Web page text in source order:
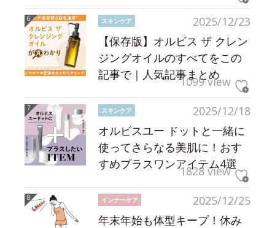
2025/12/23
スキンケア
【保存版】オルビス ザ クレン
ジングオイルのすべてをこの
記事で｜人気記事まとめ
1099 view
2025/12/18
スキンケア
オルビスユー ドットと一緒に
使ってさらなる美肌に！おす
すめプラスワンアイテム4選
1828 view
2025/12/25
インナーケア
年末年始も体型キープ！休み